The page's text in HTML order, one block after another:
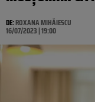
DE:ROXANA MIHĂIESCU
16/07/2023 | 19:00